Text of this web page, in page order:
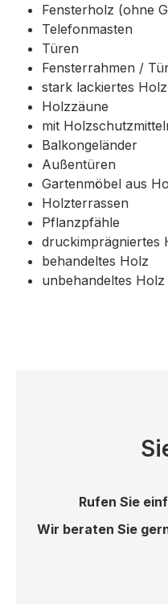
Fensterholz (ohne
Telefonmasten
Türen
Fensterrahmen /
stark lackiertes Holz
Holzzäune
mit
Balkongeländer
Außentüren
Gartenmöbel aus
Holzterrassen
Pflanzpfähle
druckimprägniertes
behandeltes Holz
unbehandeltes Holz
Rufen Sie
Wir beraten Sie